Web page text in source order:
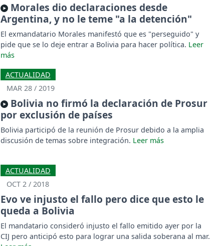
Morales dio declaraciones desde
Argentina, y no le teme "a la detención"
El exmandatario Morales manifestó que es "perseguido" y
pide que se lo deje entrar a Bolivia para hacer política.
ACTUALIDAD
MAR 28 / 2019
Bolivia no firmó la declaración de Prosur
por exclusión de países
Bolivia participó de la reunión de Prosur debido a la amplia
discusión de temas sobre integración.
ACTUALIDAD
OCT 2 / 2018
Evo ve injusto el fallo pero dice que esto le
queda a Bolivia
El mandatario consideró injusto el fallo emitido ayer por la
CIJ pero anticipó esto para lograr una salida soberana al mar.